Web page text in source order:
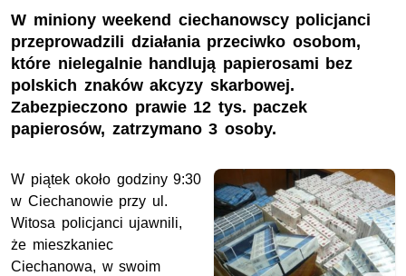
W miniony weekend ciechanowscy policjanci
przeprowadzili działania przeciwko osobom,
które nielegalnie handlują papierosami bez
polskich znaków akcyzy skarbowej.
Zabezpieczono prawie 12 tys. paczek
papierosów, zatrzymano 3 osoby.
W piątek około godziny 9:30
w Ciechanowie przy ul.
Witosa policjanci ujawnili,
że mieszkaniec
Ciechanowa, w swoim